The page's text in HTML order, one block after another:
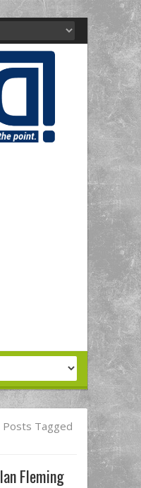
Posts Tagged
Ian Fleming